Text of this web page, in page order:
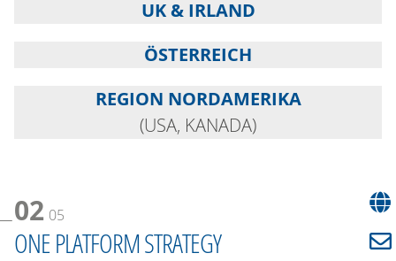
UK & IRLAND
ÖSTERREICH
REGION NORDAMERIKA
(USA, KANADA)
02 05
ONE PLATFORM STRATEGY